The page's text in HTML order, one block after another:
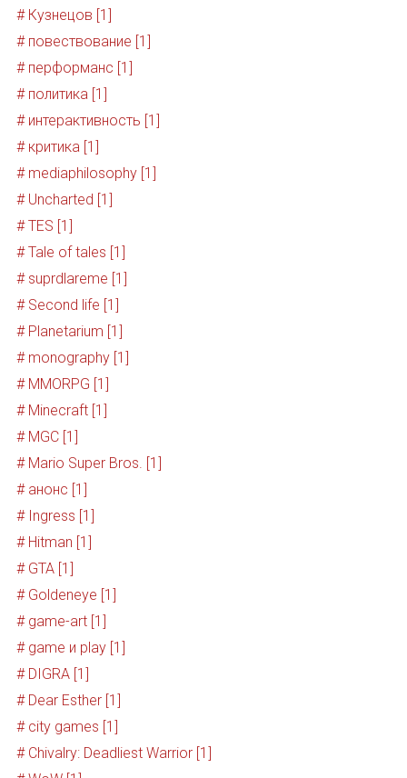
# Кузнецов [1]
# повествование [1]
# перформанс [1]
# политика [1]
# интерактивность [1]
# критика [1]
# mediaphilosophy [1]
# Uncharted [1]
# TES [1]
# Tale of tales [1]
# suprdlareme [1]
# Second life [1]
# Planetarium [1]
# monography [1]
# MMORPG [1]
# Minecraft [1]
# MGC [1]
# Mario Super Bros. [1]
# анонс [1]
# Ingress [1]
# Hitman [1]
# GTA [1]
# Goldeneye [1]
# game-art [1]
# game и play [1]
# DIGRA [1]
# Dear Esther [1]
# city games [1]
# Chivalry: Deadliest Warrior [1]